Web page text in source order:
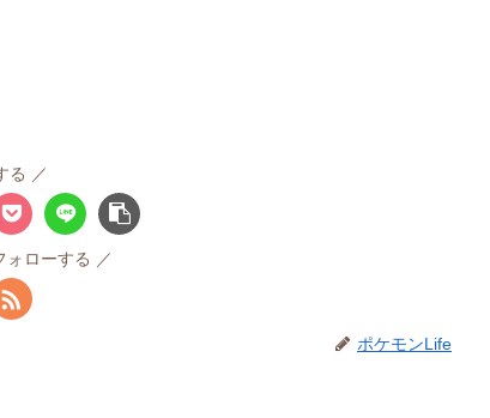
る
ォローする
ポケモンLife